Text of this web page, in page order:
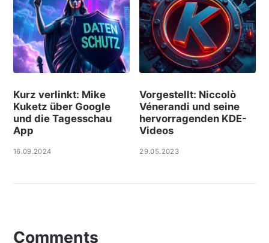
Kurz verlinkt: Mike
Kuketz über Google
und die Tagesschau
App
16.09.2024
Vorgestellt: Niccolò
Vénerandi und seine
hervorragenden KDE-
Videos
29.05.2023
Comments